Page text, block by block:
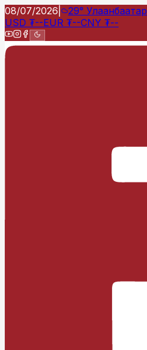
08/07/2026 29° Улаанбаатар
USD ₮--EUR ₮--CNY ₮--